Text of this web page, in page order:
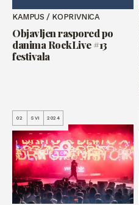
KAMPUS / KOPRIVNICA
Objavljen raspored po
danima RockLive #13
festivala
02 SVI 2024